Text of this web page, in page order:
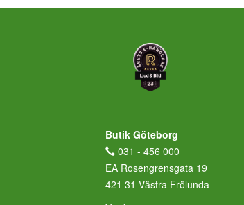
Butik Göteborg
031 - 456 000
EA Rosengrensgata 19
421 31 Västra Frölunda